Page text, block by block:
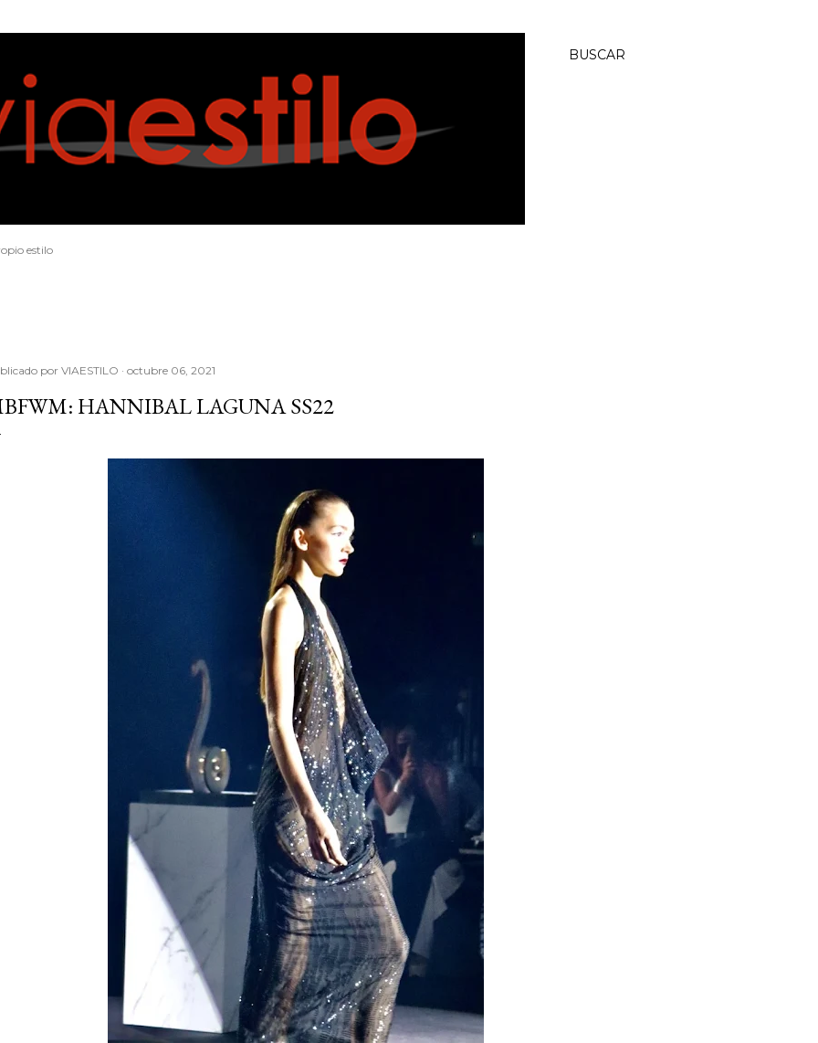
BUSCAR
estilo
por VIAESTILO octubre 06, 2021
HANNIBAL LAGUNA SS22